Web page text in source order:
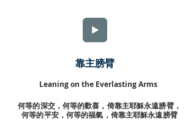
靠主膀臂
Leaning on the Everlasting Arms
何等的深交，何等的歡喜，倚靠主耶穌永遠膀臂，
何等的平安，何等的福氣，倚靠主耶穌永遠膀臂